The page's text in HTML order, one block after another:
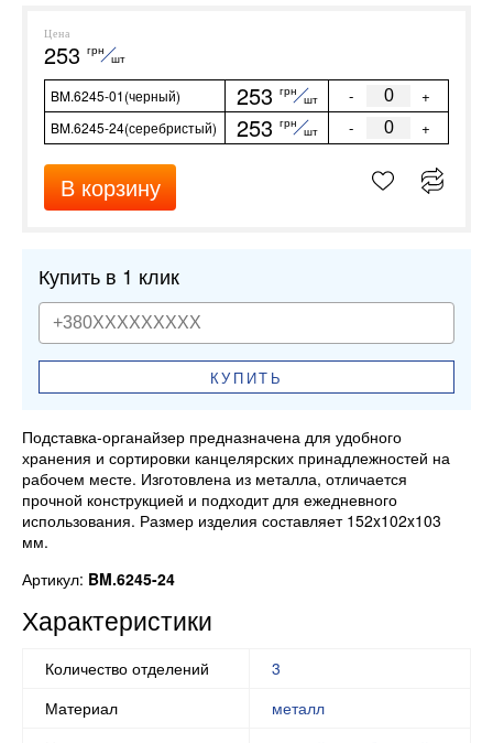
Цена
253 грн
шт
BM.6245-01(черный) 253 грн
шт - +
BM.6245-24(серебристый) 253 грн
шт - +
В корзину
Купить в 1 клик
КУПИТЬ
Подставка-органайзер предназначена для удобного
хранения и сортировки канцелярских принадлежностей на
рабочем месте. Изготовлена из металла, отличается
прочной конструкцией и подходит для ежедневного
использования. Размер изделия составляет 152x102x103
мм.
Артикул: BM.6245-24
Характеристики
Количество отделений
3
Материал
металл